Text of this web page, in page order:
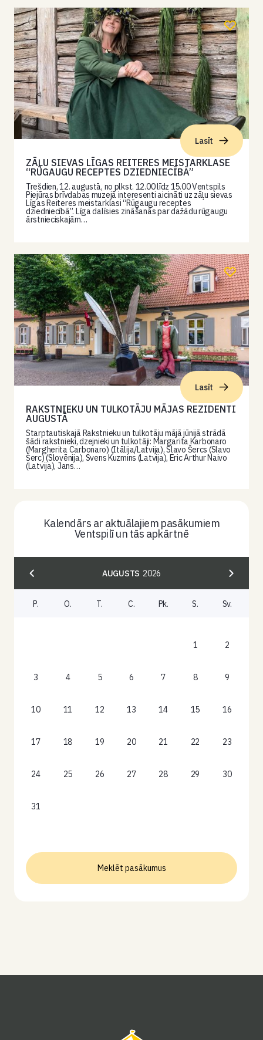
Lasīt
ZĀĻU SIEVAS LĪGAS REITERES MEISTARKLASE
“RŪGAUGU RECEPTES DZIEDNIECĪBĀ”
Trešdien, 12. augustā, no plkst. 12.00 līdz 15.00 Ventspils
Piejūras brīvdabas muzejā interesenti aicināti uz zāļu sievas
Līgas Reiteres meistarklasi “Rūgaugu receptes
dziedniecībā”. Līga dalīsies zināšanās par dažādu rūgaugu
ārstnieciskajām…
Lasīt
RAKSTNIEKU UN TULKOTĀJU MĀJAS REZIDENTI
AUGUSTĀ
Starptautiskajā Rakstnieku un tulkotāju mājā jūnijā strādā
šādi rakstnieki, dzejnieki un tulkotāji: Margarita Karbonaro
(Margherita Carbonaro) (Itālija/Latvija), Slavo Šercs (Slavo
Šerc) (Slovēnija), Svens Kuzmins (Latvija), Eric Arthur Naivo
(Latvija), Jans…
Kalendārs ar aktuālajiem pasākumiem
Ventspilī un tās apkārtnē
AUGUSTS 2026
P. O. T. C. Pk. S. Sv.
1 2
3 4 5 6 7 8 9
10 11 12 13 14 15 16
17 18 19 20 21 22 23
24 25 26 27 28 29 30
31
Meklēt pasākumus